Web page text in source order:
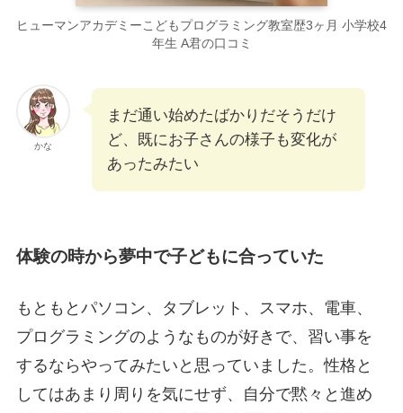
ヒューマンアカデミーこどもプログラミング教室歴3ヶ月 小学校4
年生 A君の口コミ
かな
まだ通い始めたばかりだそうだけ
ど、既にお子さんの様子も変化が
あったみたい
体験の時から夢中で子どもに合っていた
もともとパソコン、タブレット、スマホ、電車、
プログラミングのようなものが好きで、習い事を
するならやってみたいと思っていました。性格と
してはあまり周りを気にせず、自分で黙々と進め